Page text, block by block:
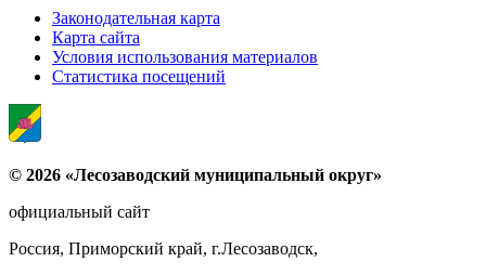
Законодательная карта
Карта сайта
Условия использования материалов
Статистика посещений
© 2026 «Лесозаводский муниципальный округ»
официальный сайт
Россия, Приморский край, г.Лесозаводск,